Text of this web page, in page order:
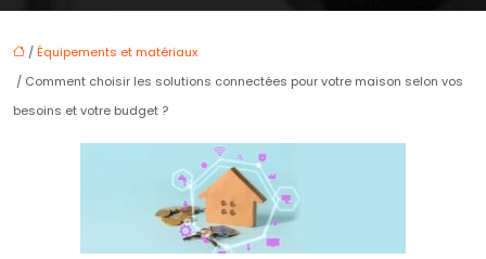
/ Équipements et matériaux
/ Comment choisir les solutions connectées pour votre maison selon vos
besoins et votre budget ?